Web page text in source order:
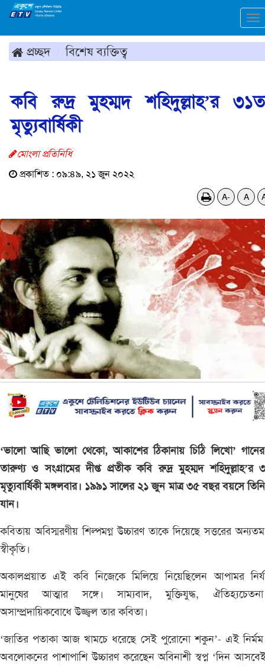
প্রচ্ছদ বিশেষ ব্যক্তিত্ব
কবি রুদ্র মুহম্মদ শহিদুল্লাহ’র
মৃত্যুবার্ষিকী
মোংলা প্রতিনিধি
প্রকাশিত : ০৯:৪৯, ২১ জুন ২০২২
A- A
‘ভালো আছি ভালো থেকো, আকাশের ঠিকানায় চিঠি লিখো’ গানের
তারুণ্য ও সংগ্রামের দীপ্ত প্রতীক কবি রুদ্র মুহম্মদ শহিদুল্লাহ’র
মৃত্যুবার্ষিকী মঙ্গলবার। ১৯৯১ সালের ২১ জুন মাত্র ৩৫ বছর বয়সে তিনি
যান।
কবিতায় অবিস্মরণীয় শিল্পমগ্ন উচ্চারণ তাকে দিয়েছে সত্তরের
স্বীকৃতি।
অকালপ্রয়াত এই কবি নিজেকে মিলিয়ে নিয়েছিলেন আপামর
মানুষের আত্মার সঙ্গে। সাম্যবাদ, মুক্তিযুদ্ধ,
অসাম্প্রদায়িকবোধে উজ্জ্বল তার কবিতা।
‘জাতির পতাকা আজ খামচে ধরেছে সেই পুরোনো শকুন’- এই
অবলোকনের পাশাপাশি উচ্চারণ করেছেন অবিনাশী স্বপ্ন ‘দিন